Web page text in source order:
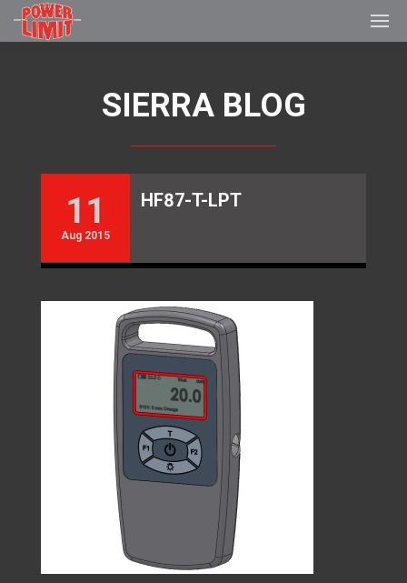
SIERRA BLOG
11
Aug 2015
HF87-T-LPT